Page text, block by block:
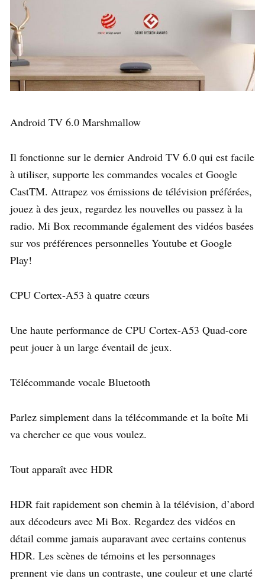
Android TV 6.0 Marshmallow
Il fonctionne sur le dernier Android TV 6.0 qui est facile
à utiliser, supporte les commandes vocales et Google
CastTM. Attrapez vos émissions de télévision préférées,
jouez à des jeux, regardez les nouvelles ou passez à la
radio. Mi Box recommande également des vidéos basées
sur vos préférences personnelles Youtube et Google
Play!
CPU Cortex-A53 à quatre cœurs
Une haute performance de CPU Cortex-A53 Quad-core
peut jouer à un large éventail de jeux.
Télécommande vocale Bluetooth
Parlez simplement dans la télécommande et la boîte Mi
va chercher ce que vous voulez.
Tout apparaît avec HDR
HDR fait rapidement son chemin à la télévision, d’abord
aux décodeurs avec Mi Box. Regardez des vidéos en
détail comme jamais auparavant avec certains contenus
HDR. Les scènes de témoins et les personnages
prennent vie dans un contraste, une couleur et une clarté